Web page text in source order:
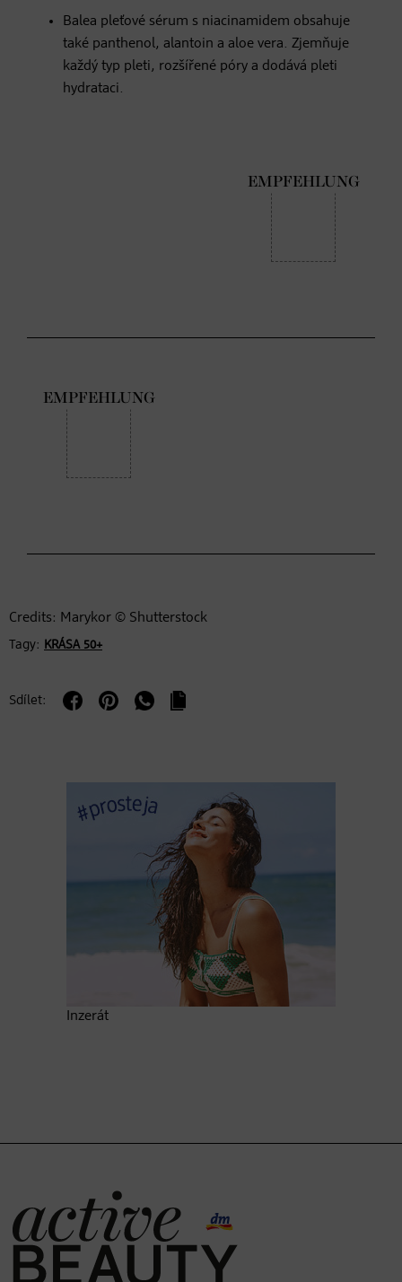
Balea pleťové sérum s niacinamidem obsahuje
také panthenol, alantoin a aloe vera. Zjemňuje
každý typ pleti, rozšířené póry a dodává pleti
hydrataci.
Credits: Marykor © Shutterstock
Tagy: KRÁSA 50+
Sdílet:
Inzerát